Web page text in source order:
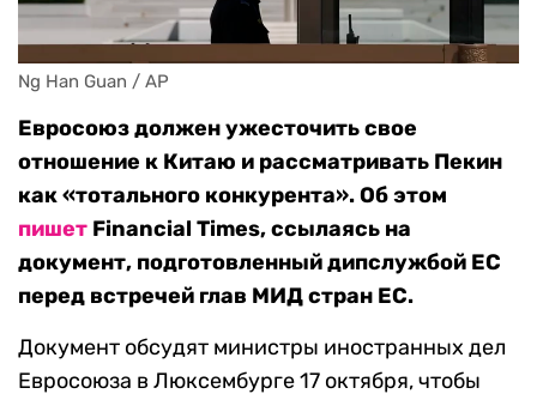
Ng Han Guan / AP
Евросоюз должен ужесточить свое
отношение к Китаю и рассматривать Пекин
как «тотального конкурента». Об этом
пишет Financial Times, ссылаясь на
документ, подготовленный дипслужбой ЕС
перед встречей глав МИД стран ЕС.
Документ обсудят министры иностранных дел
Евросоюза в Люксембурге 17 октября, чтобы